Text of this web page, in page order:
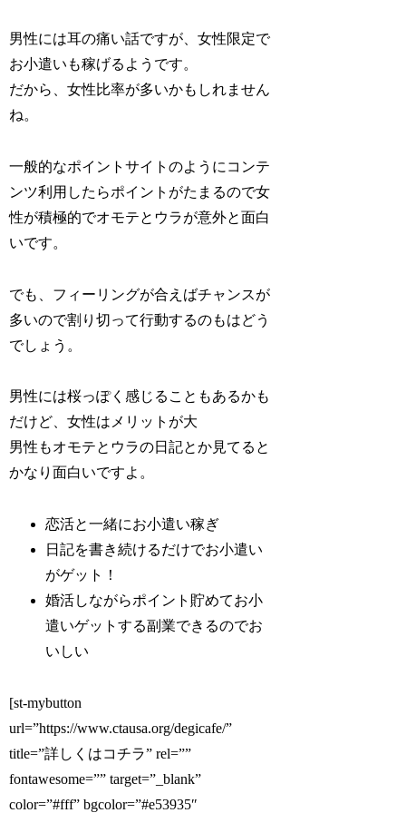
男性には耳の痛い話ですが、女性限定で
お小遣いも稼げるようです。
だから、女性比率が多いかもしれません
ね。
一般的なポイントサイトのようにコンテ
ンツ利用したらポイントがたまるので女
性が積極的でオモテとウラが意外と面白
いです。
でも、フィーリングが合えばチャンスが
多いので割り切って行動するのもはどう
でしょう。
男性には桜っぽく感じることもあるかも
だけど、女性はメリットが大
男性もオモテとウラの日記とか見てると
かなり面白いですよ。
恋活と一緒にお小遣い稼ぎ
日記を書き続けるだけでお小遣い
がゲット！
婚活しながらポイント貯めてお小
遣いゲットする副業できるのでお
いしい
[st-mybutton
url=”https://www.ctausa.org/degicafe/”
title=”詳しくはコチラ” rel=””
fontawesome=”” target=”_blank”
color=”#fff” bgcolor=”#e53935″